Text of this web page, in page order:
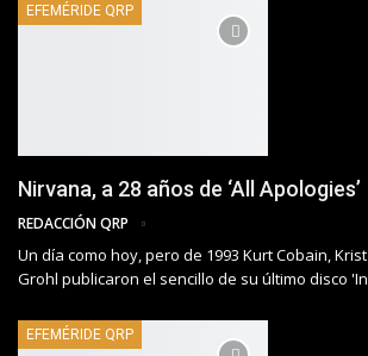
EFEMÉRIDE QRP
Nirvana, a 28 años de ‘All Apologies’
REDACCIÓN QRP
Un día como hoy, pero de 1993 Kurt Cobain,
Grohl publicaron el sencillo de su último disco
EFEMÉRIDE QRP